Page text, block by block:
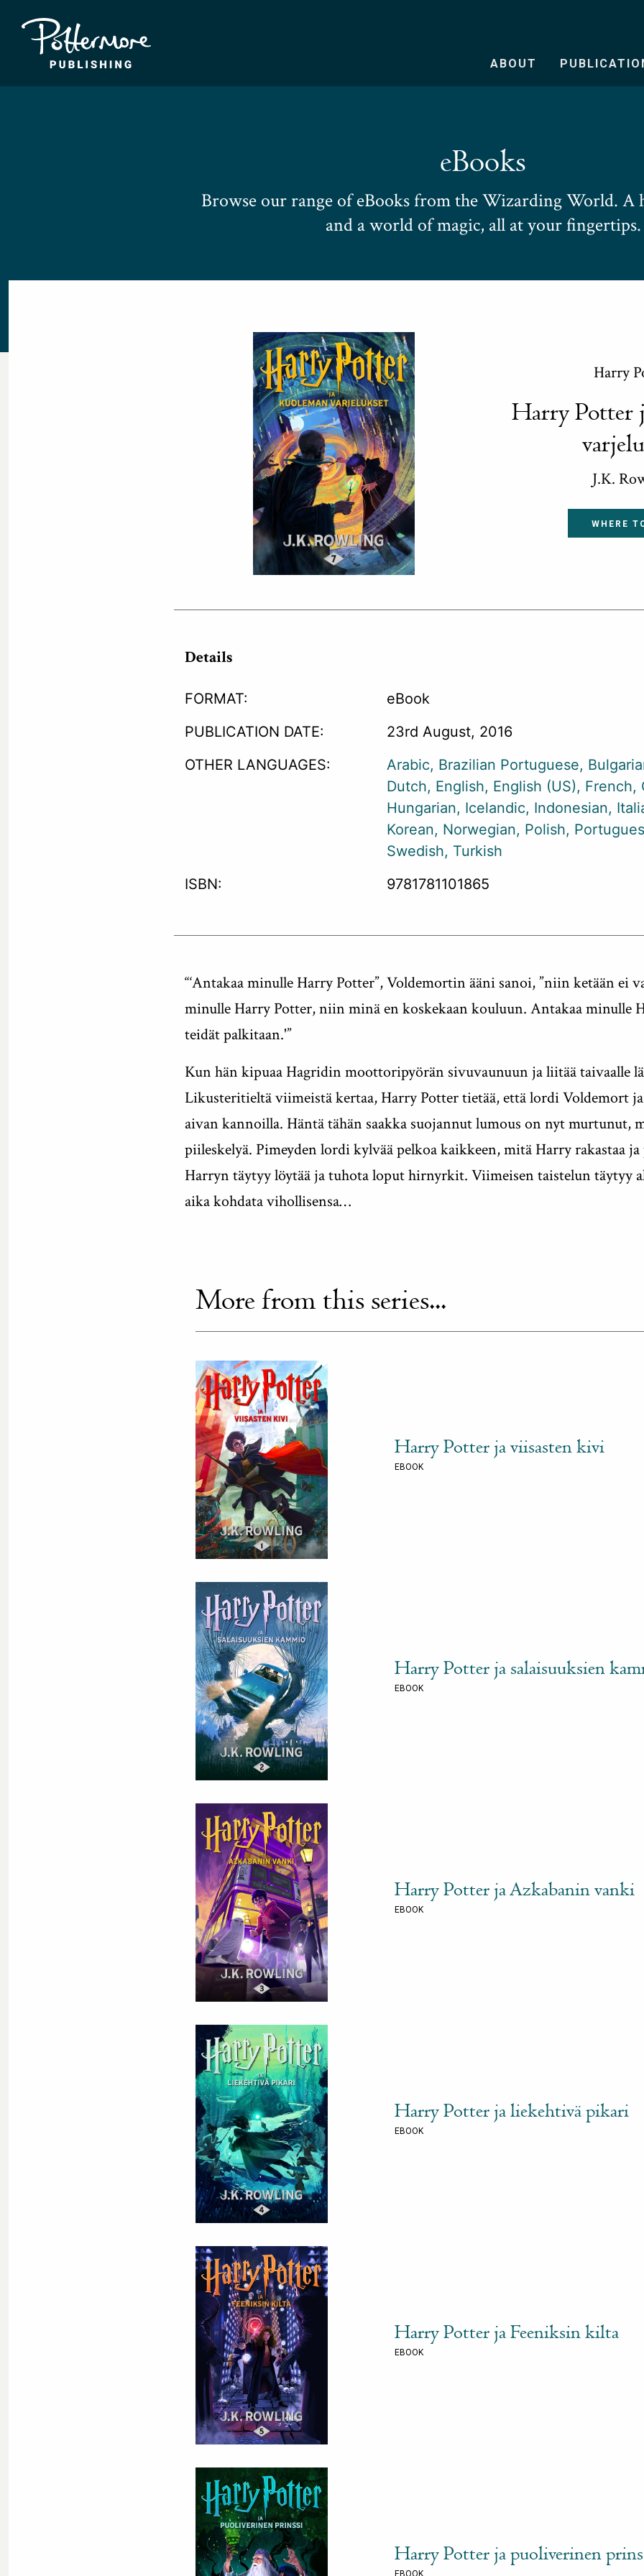
ABOUT
eBooks
Browse our range of eBooks from the Wizarding World. A
and a world of magic, all at your fingertips.
Harry
Harry Potter
J.K.
WHERE
Details
FORMAT:
eBook
PUBLICATION DATE:
23rd August, 2016
OTHER LANGUAGES:
Arabic Brazilian Portuguese
Dutch English English (US) French
Hungarian Icelandic Indonesian
Korean Norwegian Polish
Swedish Turkish
ISBN:
9781781101865
“‘Antakaa minulle Harry Potter”, Voldemortin ääni sanoi, ”niin ketään ei
minulle Harry Potter, niin minä en koskekaan kouluun. Antakaa minulle
teidät palkitaan.'”
Kun hän kipuaa Hagridin moottoripyörän sivuvaunuun ja liitää taivaalle
Likusteritieltä viimeistä kertaa, Harry Potter tietää, että lordi Voldemort
aivan kannoilla. Häntä tähän saakka suojannut lumous on nyt murtunut,
piileskelyä. Pimeyden lordi kylvää pelkoa kaikkeen, mitä Harry rakastaa ja
Harryn täytyy löytää ja tuhota loput hirnyrkit. Viimeisen taistelun täytyy
aika kohdata vihollisensa…
More from this series...
Harry Potter ja viisasten kivi
EBOOK
Harry Potter ja salaisuuksien
EBOOK
Harry Potter ja Azkabanin vanki
EBOOK
Harry Potter ja liekehtivä pikari
EBOOK
Harry Potter ja Feeniksin kilta
EBOOK
Harry Potter ja puoliverinen
EBOOK